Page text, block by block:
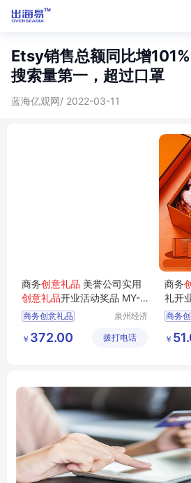
Etsy销售总额同比增
搜索量第一，超过口罩
蓝海亿观网/ 2022-03-11
商务创意礼品 美誉公司实用
创意礼品开业活动奖品 MY-Y
YLP-L5-41
商务创意礼品
创意礼品开业
泉州经济
区美誉商
￥ 372.00 拨打电话
商务
礼开
-66
商务
奖品
￥